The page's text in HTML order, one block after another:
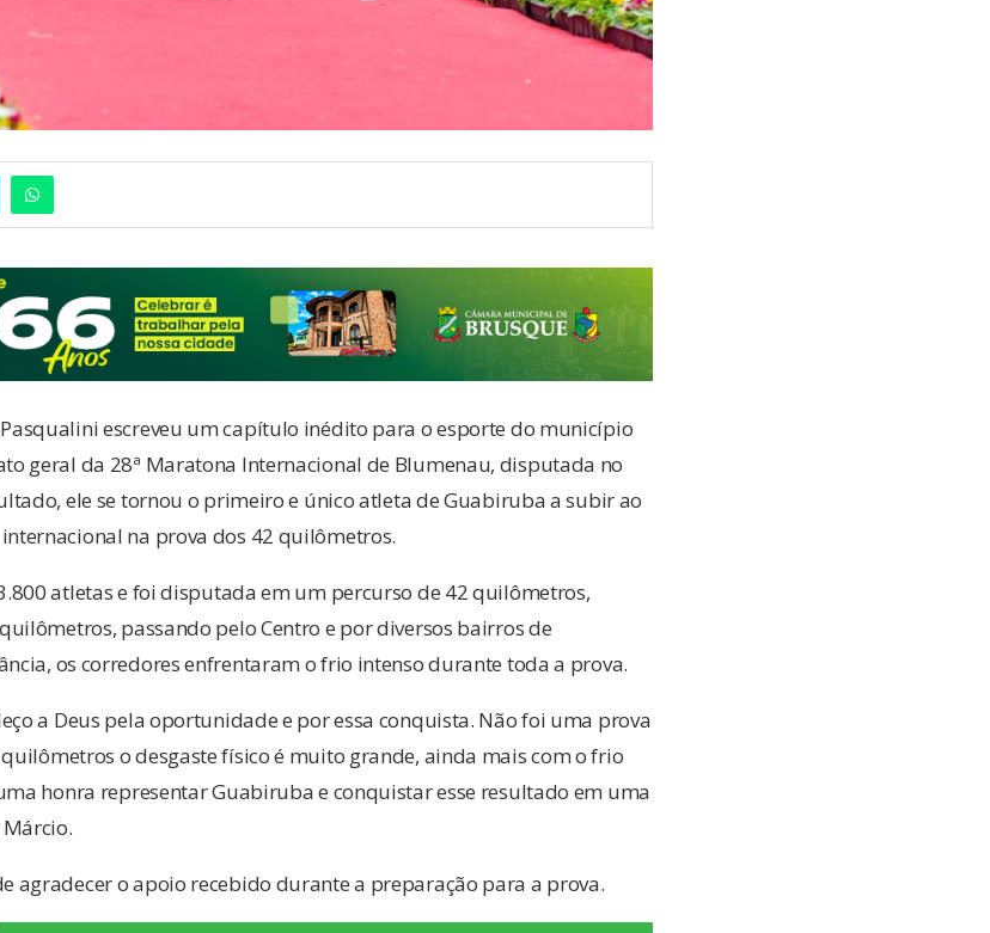
escreveu um capítulo inédito para o esporte do município
geral da 28ª Maratona Internacional de Blumenau, disputada no
ele se tornou o primeiro e único atleta de Guabiruba a subir ao
na prova dos 42 quilômetros.
atletas e foi disputada em um percurso de 42 quilômetros,
passando pelo Centro e por diversos bairros de
os corredores enfrentaram o frio intenso durante toda a prova.
a Deus pela oportunidade e por essa conquista. Não foi uma prova
o desgaste físico é muito grande, ainda mais com o frio
honra representar Guabiruba e conquistar esse resultado em uma
agradecer o apoio recebido durante a preparação para a prova.